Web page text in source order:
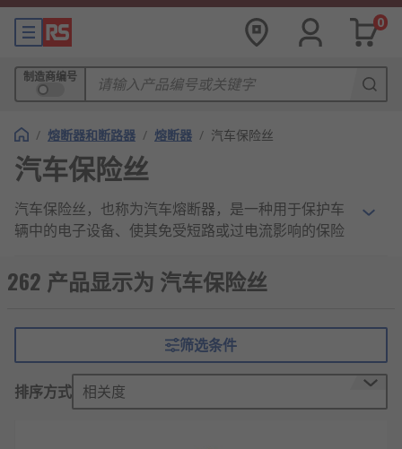
0
制造商编号
/ 熔断器和断路器 / 熔断器 / 汽车保险丝
汽车保险丝
汽车保险丝，也称为汽车熔断器，是一种用于保护车
辆中的电子设备、使其免受短路或过电流影响的保险
汽车保险丝的工作原理
汽车保险丝是一种低成本安全设备，可保护电
子产品、车辆内的布线和集成设备。
随着每辆汽车中包含的电子元件数量不断增
加，保险丝对于保护驾驶员和乘客至关重要。
262 产品显示为 汽车保险丝
筛选条件
排序方式 相关度